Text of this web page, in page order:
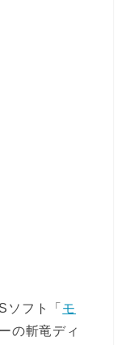
フト「 モ
の斬竜ディ